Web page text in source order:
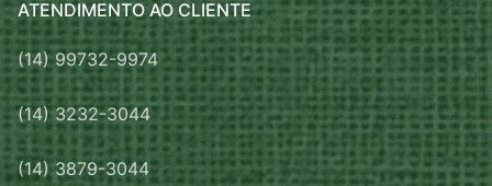
ATENDIMENTO AO CLIENTE
(14) 99732-9974
(14) 3232-3044
(14) 3879-3044